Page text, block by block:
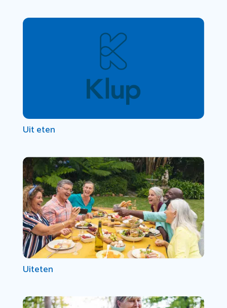
Uit eten
Uiteten